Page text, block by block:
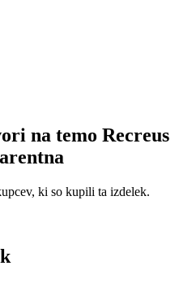
na temo Recreus
ki so kupili ta izdelek.